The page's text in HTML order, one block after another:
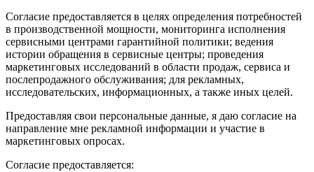
Согласие предоставляется в целях определения потребностей
в производственной мощности, мониторинга исполнения
сервисными центрами гарантийной политики; ведения
истории обращения в сервисные центры; проведения
маркетинговых исследований в области продаж, сервиса и
послепродажного обслуживания; для рекламных,
исследовательских, информационных, а также иных целей.
Предоставляя свои персональные данные, я даю согласие на
направление мне рекламной информации и участие в
маркетинговых опросах.
Согласие предоставляется: